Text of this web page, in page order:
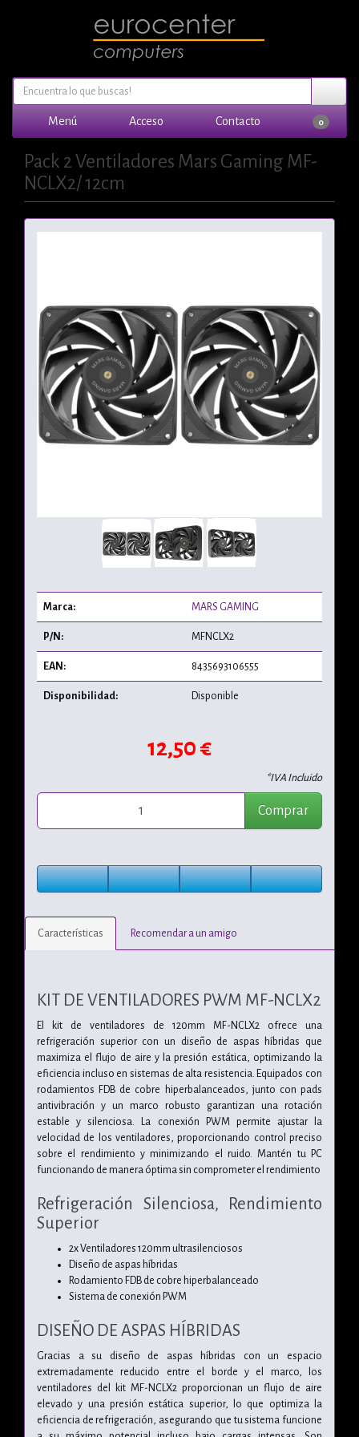
Menú Acceso Contacto 0
Pack 2 Ventiladores Mars Gaming MF-
NCLX2/ 12cm
Marca: MARS GAMING
P/N: MFNCLX2
EAN: 8435693106555
Disponibilidad: Disponible
12,50 €
*IVA Incluido
Comprar
Características Recomendar a un amigo
KIT DE VENTILADORES PWM MF-NCLX2
El kit de ventiladores de 120mm MF-NCLX2 ofrece una
refrigeración superior con un diseño de aspas híbridas que
maximiza el flujo de aire y la presión estática, optimizando la
eficiencia incluso en sistemas de alta resistencia. Equipados con
rodamientos FDB de cobre hiperbalanceados, junto con pads
antivibración y un marco robusto garantizan una rotación
estable y silenciosa. La conexión PWM permite ajustar la
velocidad de los ventiladores, proporcionando control preciso
sobre el rendimiento y minimizando el ruido. Mantén tu PC
funcionando de manera óptima sin comprometer el rendimiento
Refrigeración Silenciosa, Rendimiento
Superior
2x Ventiladores 120mm ultrasilenciosos
Diseño de aspas híbridas
Rodamiento FDB de cobre hiperbalanceado
Sistema de conexión PWM
DISEÑO DE ASPAS HÍBRIDAS
Gracias a su diseño de aspas híbridas con un espacio
extremadamente reducido entre el borde y el marco, los
ventiladores del kit MF-NCLX2 proporcionan un flujo de aire
elevado y una presión estática superior, lo que optimiza la
eficiencia de refrigeración, asegurando que tu sistema funcione